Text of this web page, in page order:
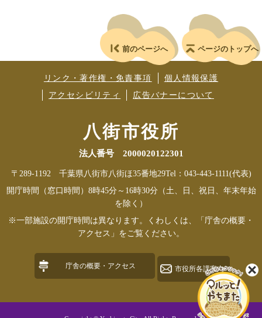
前のページへ ページのトップへ
リンク・著作権・免責事項
個人情報保護
アクセシビリティ
広告バナーについて
八街市役所
法人番号 2000020122301
〒289-1192 千葉県八街市八街ほ35番地29Tel：043-443-1111(代表)
開庁時間（窓口時間）8時45分～16時30分（土、日、祝日、年末年始
を除く）
※一部施設の開庁時間は異なります。くわしくは、「庁舎の概要・
アクセス」をご覧ください。
庁舎の概要・アクセス 市役所各課案内